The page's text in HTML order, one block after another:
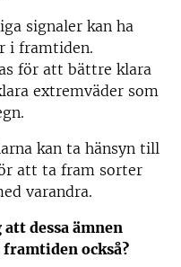
signaler kan ha
i framtiden.
för att bättre klara
extremväder som
kan ta hänsyn till
att ta fram sorter
varandra.
dessa ämnen
också?